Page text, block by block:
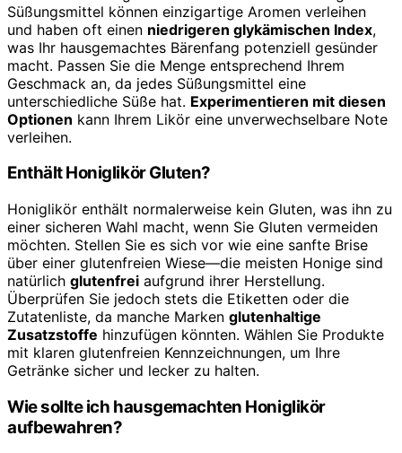
Süßungsmittel können einzigartige Aromen verleihen
und haben oft einen niedrigeren glykämischen Index,
was Ihr hausgemachtes Bärenfang potenziell gesünder
macht. Passen Sie die Menge entsprechend Ihrem
Geschmack an, da jedes Süßungsmittel eine
unterschiedliche Süße hat. Experimentieren mit diesen
Optionen kann Ihrem Likör eine unverwechselbare Note
verleihen.
Enthält Honiglikör Gluten?
Honiglikör enthält normalerweise kein Gluten, was ihn zu
einer sicheren Wahl macht, wenn Sie Gluten vermeiden
möchten. Stellen Sie es sich vor wie eine sanfte Brise
über einer glutenfreien Wiese—die meisten Honige sind
natürlich glutenfrei aufgrund ihrer Herstellung.
Überprüfen Sie jedoch stets die Etiketten oder die
Zutatenliste, da manche Marken glutenhaltige
Zusatzstoffe hinzufügen könnten. Wählen Sie Produkte
mit klaren glutenfreien Kennzeichnungen, um Ihre
Getränke sicher und lecker zu halten.
Wie sollte ich hausgemachten Honiglikör
aufbewahren?